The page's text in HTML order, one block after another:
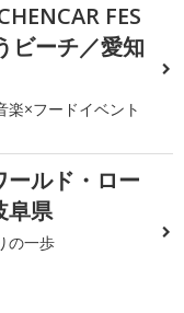
FES
ビーチ／愛知
楽×フードイベント
ールド・ロー
阜県
の一歩